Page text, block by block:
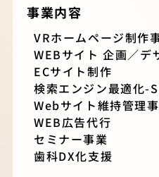
事業内容
VRホームページ制作
WEBサイト 企画／デ
ECサイト制作
検索エンジン最適化-
Webサイト維持管理
WEB広告代行
セミナー事業
歯科DX化支援